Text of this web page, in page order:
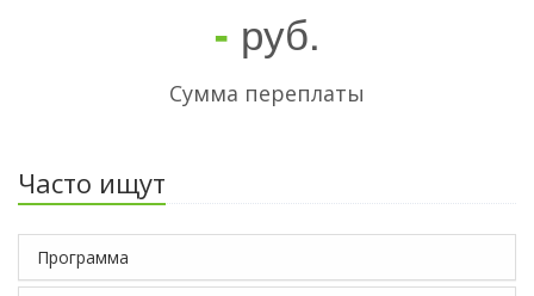
- руб.
Сумма переплаты
Часто ищут
Программа